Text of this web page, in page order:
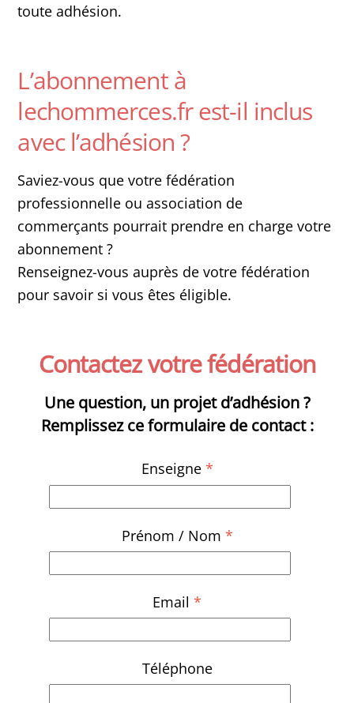
toute adhésion.
L’abonnement à
lechommerces.fr est-il inclus
avec l’adhésion ?
Saviez-vous que votre fédération
professionnelle ou association de
commerçants pourrait prendre en charge votre
abonnement ?
Renseignez-vous auprès de votre fédération
pour savoir si vous êtes éligible.
Contactez votre fédération
Une question, un projet d’adhésion ?
Remplissez ce formulaire de contact :
Enseigne *
Prénom / Nom *
Email *
Téléphone